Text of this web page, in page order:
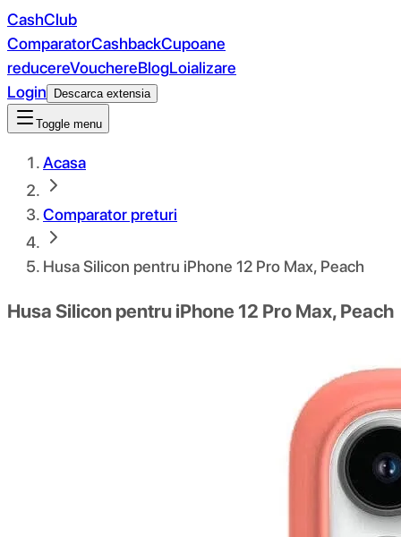
CashClub
ComparatorCashbackCupoane
reducereVouchereBlogLoializare
Login
Descarca extensia
Toggle menu
Acasa
Comparator preturi
Husa Silicon pentru iPhone 12 Pro Max, Peach
Husa Silicon pentru iPhone 12 Pro Max, Peach